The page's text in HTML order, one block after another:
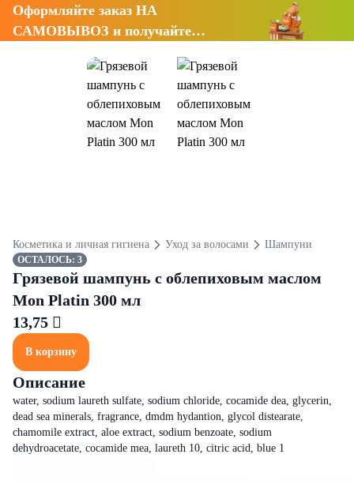
Оформляйте заказ НА
САМОВЫВОЗ и получайте
Косметика и личная гигиена Уход за волосами Шампуни
ОСТАЛОСЬ: 3
Грязевой шампунь с облепиховым маслом
Mon Platin 300 мл
13,75 
В корзину
Описание
water, sodium laureth sulfate, sodium chloride, cocamide dea, glycerin,
dead sea minerals, fragrance, dmdm hydantion, glycol distearate,
chamomile extract, aloe extract, sodium benzoate, sodium
dehydroacetate, cocamide mea, laureth 10, citric acid, blue 1